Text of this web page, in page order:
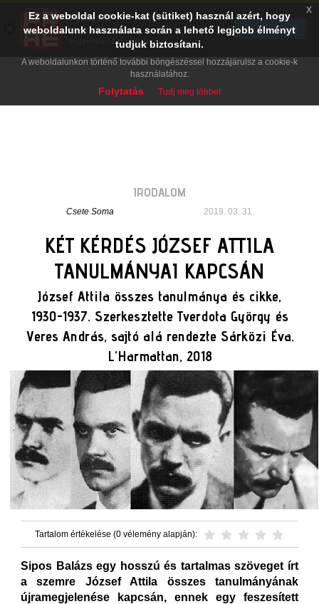
IRODALOM
Csete Soma 2019. 03. 31.
KÉT KÉRDÉS JÓZSEF ATTILA
TANULMÁNYAI KAPCSÁN
József Attila összes tanulmánya és cikke,
1930-1937. Szerkesztette Tverdota György és
Veres András, sajtó alá rendezte Sárközi Éva.
L’Harmattan, 2018
Tartalom értékelése (0 vélemény alapján):
Sipos Balázs egy hosszú és tartalmas szöveget írt
a szemre József Attila összes tanulmányának
újramegjelenése kapcsán, ennek egy feszesített
Ez a weboldal cookie-kat (sütiket) használ azért, hogy
weboldalunk használata során a lehető legjobb élményt
tudjuk biztosítani.
A weboldalunkon történő további böngészéssel hozzájárulsz a cookie-k
használatához.
Folytatás Tudj meg többet
x
PRAE.HU
Digital Evolution
Ingyenes - Google Play
TELEPÍTÉS